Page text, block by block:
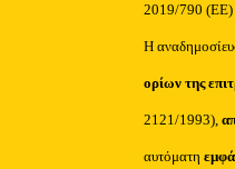
2019/790 (ΕΕ)
Η
ορίων της
2121/1993),
αυτόματη